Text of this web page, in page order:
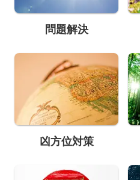
問題解決
凶方位対策